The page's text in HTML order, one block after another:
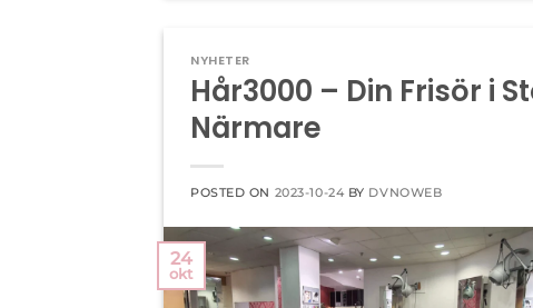
NYHETER
Hår3000 – Din Frisör i
Närmare
POSTED ON 2023-10-24 BY DVNOWEB
24
okt